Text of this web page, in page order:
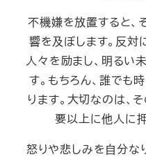
不機嫌を放置すると、
響を及ぼします。反対
人々を励まし、明るい
す。もちろん、誰でも
ります。大切なのは、
要以上に他人に
怒りや悲しみを自分な